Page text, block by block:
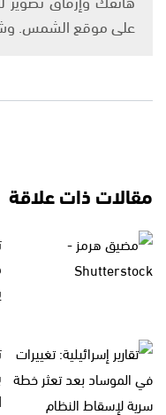
على موقع الشمس.
مقالات ذات علاقة